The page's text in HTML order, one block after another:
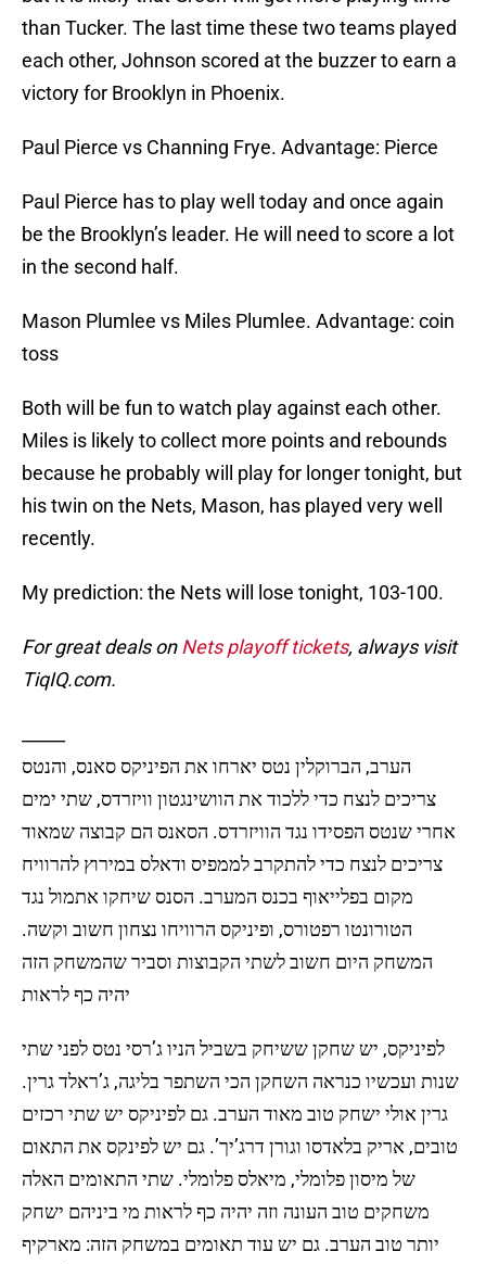
than Tucker. The last time these two teams played
each other, Johnson scored at the buzzer to earn a
victory for Brooklyn in Phoenix.
Paul Pierce vs Channing Frye. Advantage: Pierce
Paul Pierce has to play well today and once again
be the Brooklyn’s leader. He will need to score a lot
in the second half.
Mason Plumlee vs Miles Plumlee. Advantage: coin
toss
Both will be fun to watch play against each other.
Miles is likely to collect more points and rebounds
because he probably will play for longer tonight, but
his twin on the Nets, Mason, has played very well
recently.
My prediction: the Nets will lose tonight, 103-100.
For great deals onNets playoff tickets, always visit
TiqIQ.com.
הערב, הברוקלין נטס יארחו את הפיניקס סאנס, והנטס
צריכים לנצח כדי ללכוד את הוושינגטון וויזרדס, שתי ימים
אחרי שנטס הפסידו נגד הוויזרדס. הסאנס הם קבוצה שמאוד
צריכים לנצח כדי להתקרב לממפיס ודאלס במירוץ להרוויח
מקום בפלייאוף בכנס המערב. הסנס שיחקו אתמול נגד
הטורונטו רפטורס, ופיניקס הרוויחו נצחון חשוב וקשה.
המשחק היום חשוב לשתי הקבוצות וסביר שהמשחק הזה
יהיה כף לראות
לפיניקס, יש שחקן ששיחק בשביל הניו ג’רסי נטס לפני שתי
שנות ועכשיו כנראה השחקן הכי השתפר בליגה, ג’ראלד גרין.
גרין אולי ישחק טוב מאוד הערב. גם לפיניקס יש שתי רכזים
טובים, אריק בלאדסו וגורן דרג’יך’. גם יש לפינקס את התאום
של מיסון פלומלי, מיאלס פלומלי. שתי התאומים האלה
משחקים טוב העונה וזה יהיה כף לראות מי ביניהם ישחק
יותר טוב הערב. גם יש עוד תאומים במשחק הזה: מארקיף